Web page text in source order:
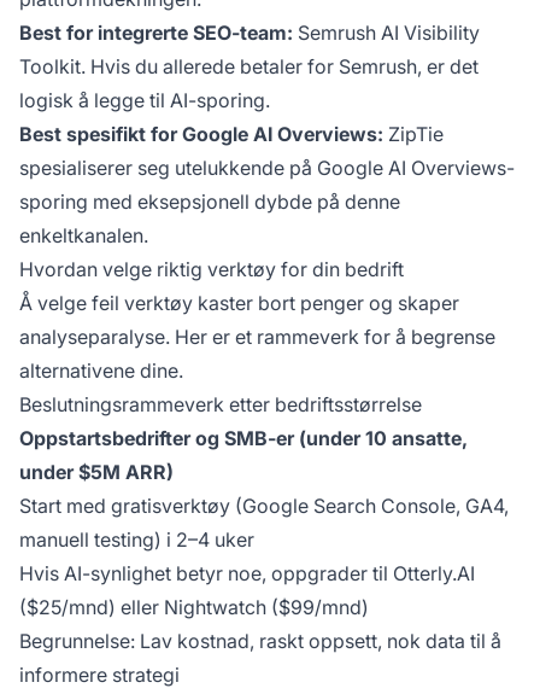
Best for integrerte SEO-team: Semrush AI Visibility
Toolkit. Hvis du allerede betaler for Semrush, er det
logisk å legge til AI-sporing.
Best spesifikt for Google AI Overviews: ZipTie
spesialiserer seg utelukkende på Google AI Overviews-
sporing med eksepsjonell dybde på denne
enkeltkanalen.
Hvordan velge riktig verktøy for din bedrift
Å velge feil verktøy kaster bort penger og skaper
analyseparalyse. Her er et rammeverk for å begrense
alternativene dine.
Beslutningsrammeverk etter bedriftsstørrelse
Oppstartsbedrifter og SMB-er (under 10 ansatte,
under $5M ARR)
Start med gratisverktøy (Google Search Console, GA4,
manuell testing) i 2–4 uker
Hvis AI-synlighet betyr noe, oppgrader til Otterly.AI
($25/mnd) eller Nightwatch ($99/mnd)
Begrunnelse: Lav kostnad, raskt oppsett, nok data til å
informere strategi